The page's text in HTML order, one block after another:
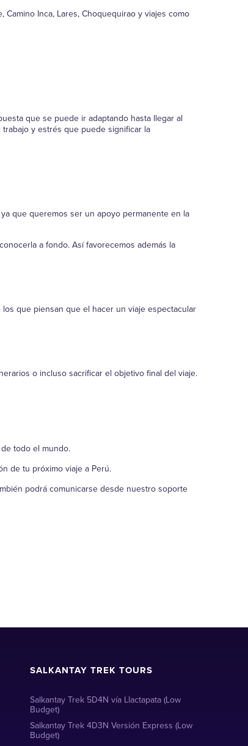
Inca, Lares, Choquequirao y viajes como
que se puede ir adaptando hasta llegar al
y estrés que puede significar la
que queremos ser un apoyo permanente en la
a fondo. Así favorecemos además la
que piensan que el hacer un viaje espectacular
o incluso sacrificar el objetivo final del viaje.
todo el mundo.
de tu próximo viaje a Perú.
podrá comunicarse desde nuestro soporte
SALKANTAY TREK TOURS
Salkantay Trek 5D4N vía Llactapata (Low
Budget)
Salkantay Trek 4D3N Versión Express (Low
Budget)